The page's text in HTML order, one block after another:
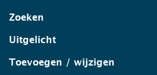
Zoeken
Uitgelicht
Toevoegen / wijzigen